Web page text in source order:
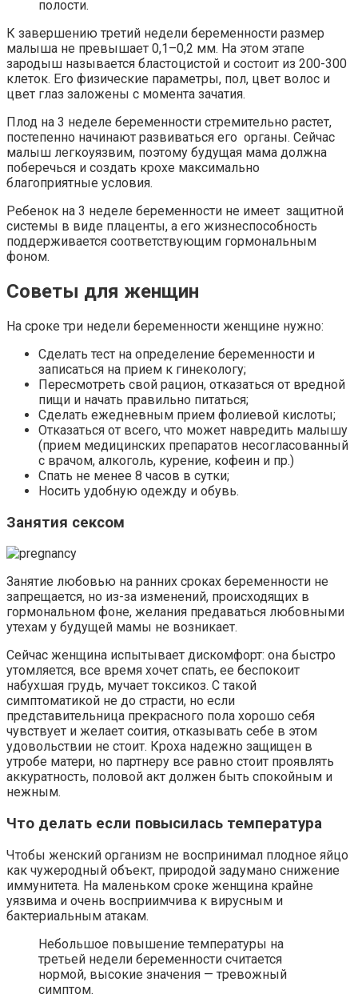
полости.
К завершению третий недели беременности размер
малыша не превышает 0,1–0,2 мм. На этом этапе
зародыш называется бластоцистой и состоит из 200-300
клеток. Его физические параметры, пол, цвет волос и
цвет глаз заложены с момента зачатия.
Плод на 3 неделе беременности стремительно растет,
постепенно начинают развиваться его органы. Сейчас
малыш легкоуязвим, поэтому будущая мама должна
поберечься и создать крохе максимально
благоприятные условия.
Ребенок на 3 неделе беременности не имеет защитной
системы в виде плаценты, а его жизнеспособность
поддерживается соответствующим гормональным
фоном.
Советы для женщин
На сроке три недели беременности женщине нужно:
Сделать тест на определение беременности и
записаться на прием к гинекологу;
Пересмотреть свой рацион, отказаться от вредной
пищи и начать правильно питаться;
Сделать ежедневным прием фолиевой кислоты;
Отказаться от всего, что может навредить малышу
(прием медицинских препаратов несогласованный
с врачом, алкоголь, курение, кофеин и пр.)
Спать не менее 8 часов в сутки;
Носить удобную одежду и обувь.
Занятия сексом
Занятие любовью на ранних сроках беременности не
запрещается, но из-за изменений, происходящих в
гормональном фоне, желания предаваться любовными
утехам у будущей мамы не возникает.
Сейчас женщина испытывает дискомфорт: она быстро
утомляется, все время хочет спать, ее беспокоит
набухшая грудь, мучает токсикоз. С такой
симптоматикой не до страсти, но если
представительница прекрасного пола хорошо себя
чувствует и желает соития, отказывать себе в этом
удовольствии не стоит. Кроха надежно защищен в
утробе матери, но партнеру все равно стоит проявлять
аккуратность, половой акт должен быть спокойным и
нежным.
Что делать если повысилась температура
Чтобы женский организм не воспринимал плодное яйцо
как чужеродный объект, природой задумано снижение
иммунитета. На маленьком сроке женщина крайне
уязвима и очень восприимчива к вирусным и
бактериальным атакам.
Небольшое повышение температуры на
третьей недели беременности считается
нормой, высокие значения — тревожный
симптом.